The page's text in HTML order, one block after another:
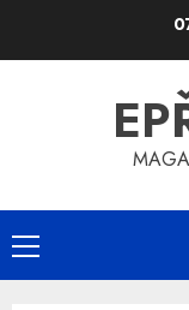
Primary
Menu